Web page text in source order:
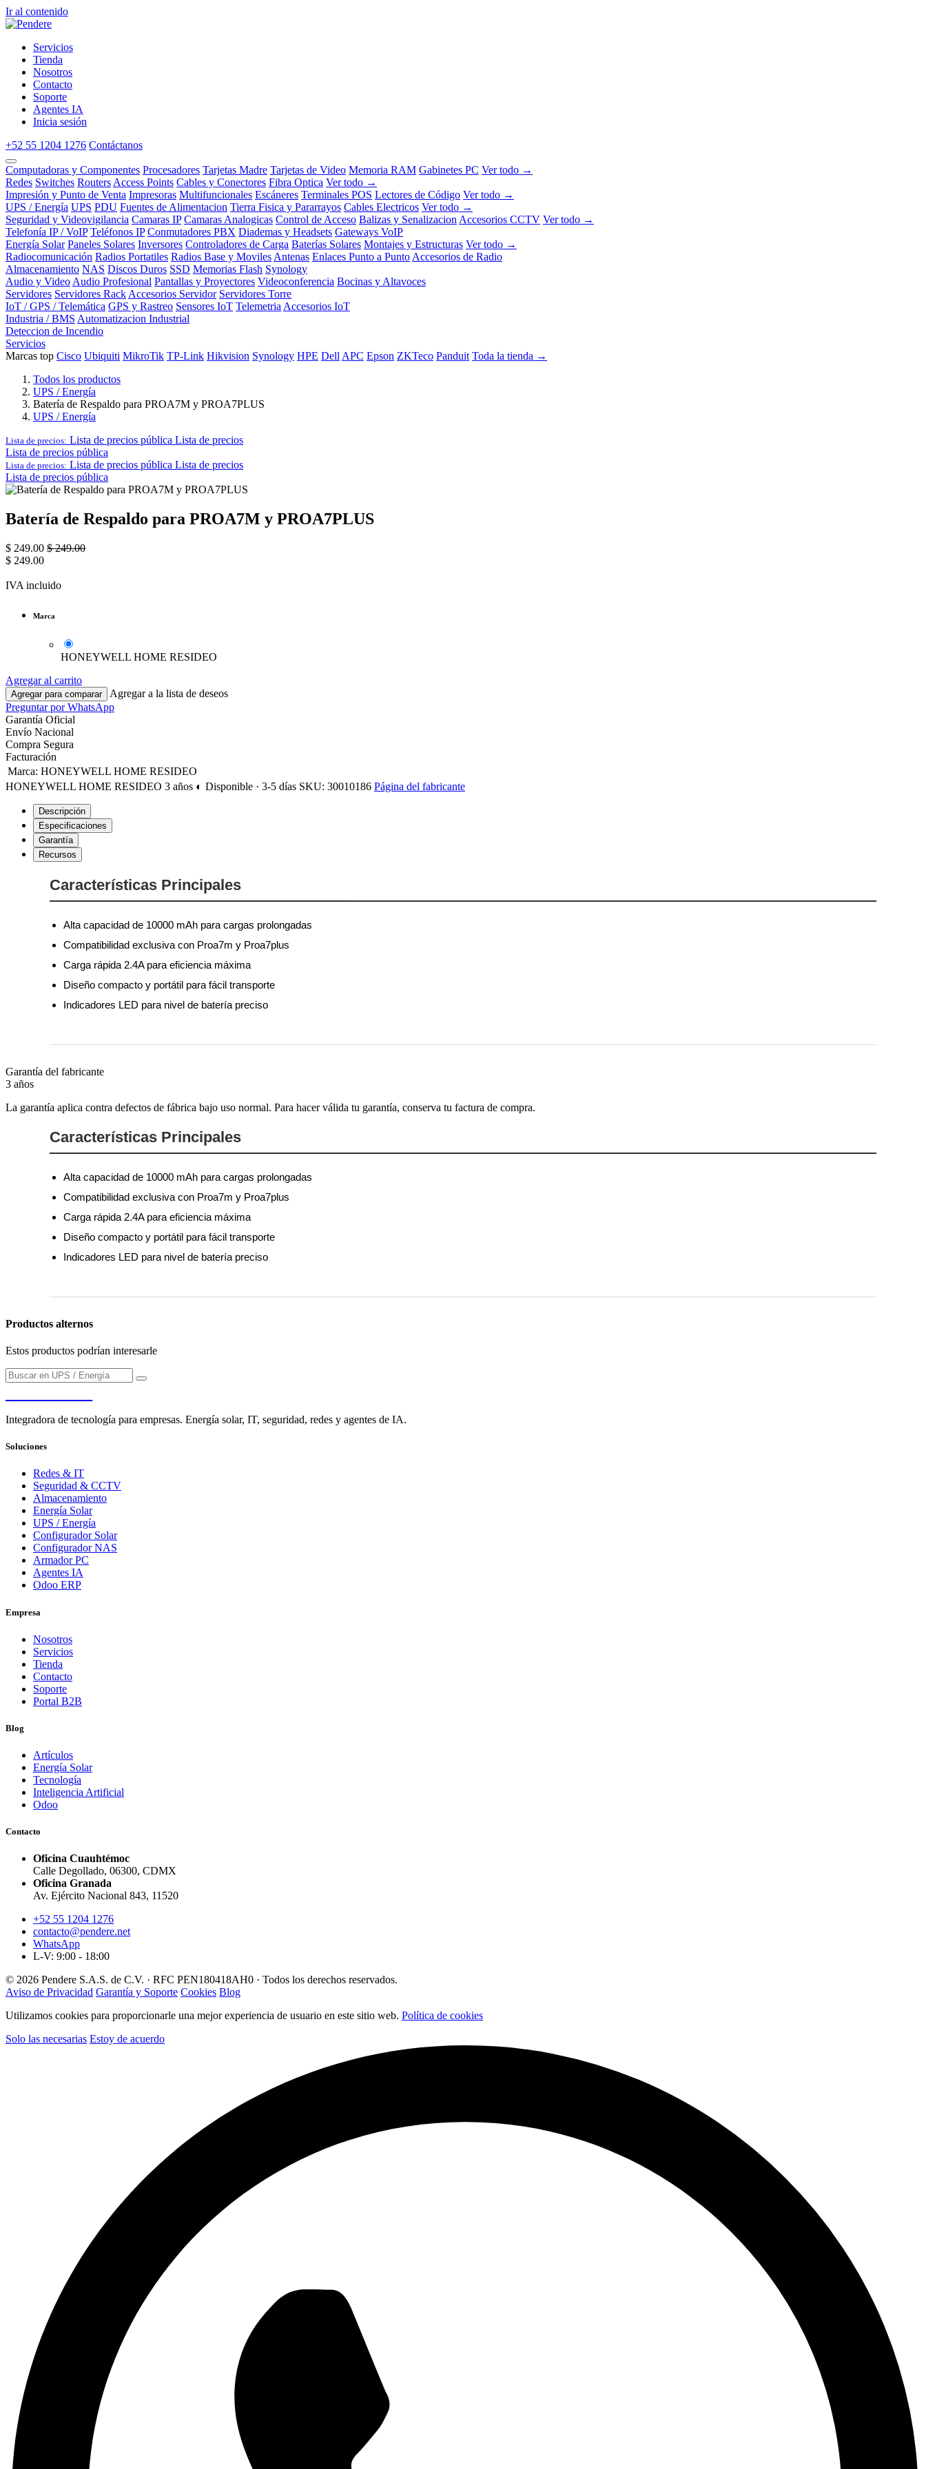
Ir al contenido
Servicios
Tienda
Nosotros
Contacto
Soporte
Agentes IA
Inicia sesión
+52 55 1204 1276 Contáctanos
Computadoras y Componentes Procesadores Tarjetas Madre Tarjetas de Video Memoria RAM Gabinetes PC Ver todo →
Redes Switches Routers Access Points Cables y Conectores Fibra Optica Ver todo →
Impresión y Punto de Venta Impresoras Multifuncionales Escáneres Terminales POS Lectores de Código Ver todo →
UPS / Energía UPS PDU Fuentes de Alimentacion Tierra Fisica y Pararrayos Cables Electricos Ver todo →
Seguridad y Videovigilancia Camaras IP Camaras Analogicas Control de Acceso Balizas y Senalizacion Accesorios CCTV Ver todo →
Telefonía IP / VoIP Teléfonos IP Conmutadores PBX Diademas y Headsets Gateways VoIP
Energía Solar Paneles Solares Inversores Controladores de Carga Baterías Solares Montajes y Estructuras Ver todo →
Radiocomunicación Radios Portatiles Radios Base y Moviles Antenas Enlaces Punto a Punto Accesorios de Radio
Almacenamiento NAS Discos Duros SSD Memorias Flash Synology
Audio y Video Audio Profesional Pantallas y Proyectores Videoconferencia Bocinas y Altavoces
Servidores Servidores Rack Accesorios Servidor Servidores Torre
IoT / GPS / Telemática GPS y Rastreo Sensores IoT Telemetria Accesorios IoT
Industria / BMS Automatizacion Industrial
Deteccion de Incendio
Servicios
Marcas top Cisco Ubiquiti MikroTik TP-Link Hikvision Synology HPE Dell APC Epson ZKTeco Panduit Toda la tienda →
Todos los productos
UPS / Energía
Batería de Respaldo para PROA7M y PROA7PLUS
UPS / Energía
Lista de precios: Lista de precios pública Lista de precios
Lista de precios pública
Lista de precios: Lista de precios pública Lista de precios
Lista de precios pública
Batería de Respaldo para PROA7M y PROA7PLUS
$ 249.00 $249.00
$ 249.00
IVA incluido
Marca
HONEYWELL HOME RESIDEO
Agregar al carrito
Agregar para comparar
Agregar a la lista de deseos
Preguntar por WhatsApp
Garantía Oficial
Envío Nacional
Compra Segura
Facturación
Marca: HONEYWELL HOME RESIDEO
HONEYWELL HOME RESIDEO 3 años ◐ Disponible · 3-5 días SKU: 30010186 Página del fabricante
Descripción
Especificaciones
Garantía
Recursos
Características Principales
Alta capacidad de 10000 mAh para cargas prolongadas
Compatibilidad exclusiva con Proa7m y Proa7plus
Carga rápida 2.4A para eficiencia máxima
Diseño compacto y portátil para fácil transporte
Indicadores LED para nivel de batería preciso
Garantía del fabricante
3 años
La garantía aplica contra defectos de fábrica bajo uso normal. Para hacer válida tu garantía, conserva tu factura de compra.
Características Principales
Alta capacidad de 10000 mAh para cargas prolongadas
Compatibilidad exclusiva con Proa7m y Proa7plus
Carga rápida 2.4A para eficiencia máxima
Diseño compacto y portátil para fácil transporte
Indicadores LED para nivel de batería preciso
Productos alternos
Estos productos podrían interesarle
Integradora de tecnología para empresas. Energía solar, IT, seguridad, redes y agentes de IA.
Soluciones
Redes & IT
Seguridad & CCTV
Almacenamiento
Energía Solar
UPS / Energía
Configurador Solar
Configurador NAS
Armador PC
Agentes IA
Odoo ERP
Empresa
Nosotros
Servicios
Tienda
Contacto
Soporte
Portal B2B
Blog
Artículos
Energía Solar
Tecnología
Inteligencia Artificial
Odoo
Contacto
Oficina Cuauhtémoc
Calle Degollado, 06300, CDMX
Oficina Granada
Av. Ejército Nacional 843, 11520
+52 55 1204 1276
contacto@pendere.net
WhatsApp
L-V: 9:00 - 18:00
© 2026 Pendere S.A.S. de C.V. · RFC PEN180418AH0 · Todos los derechos reservados.
Aviso de Privacidad Garantía y Soporte Cookies Blog
Utilizamos cookies para proporcionarle una mejor experiencia de usuario en este sitio web. Política de cookies
Solo las necesarias Estoy de acuerdo